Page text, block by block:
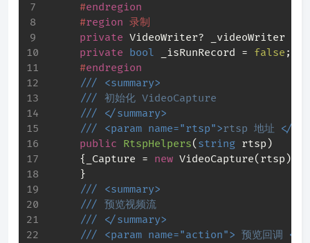
#endregion
#region 录制
private VideoWriter? _videoWriter =
private bool _isRunRecord = false ;
#endregion
///
<summary>
/// 初始化 VideoCapture
///
</summary>
///
<param name="rtsp">rtsp 地址 </
public RtspHelpers( string rtsp )
     {_Capture =
new VideoCapture(rtsp);
     }
///
<summary>
/// 预览视频流
///
</summary>
///
<param name="action"> 预览回调 </